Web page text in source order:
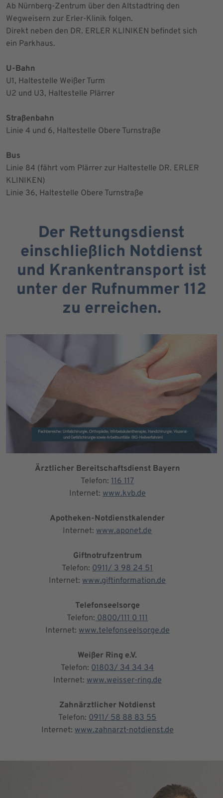
Ab Nürnberg-Zentrum über den Altstadtring den
Wegweisern zur Erler-Klinik folgen.
Direkt neben den DR. ERLER KLINIKEN befindet sich
ein Parkhaus.
U-Bahn
U1, Haltestelle Weißer Turm
U2 und U3, Haltestelle Plärrer
Straßenbahn
Linie 4 und 6, Haltestelle Obere Turnstraße
Bus
Linie 84 (fährt vom Plärrer zur Haltestelle DR. ERLER
KLINIKEN)
Linie 36, Haltestelle Obere Turnstraße
Der Rettungsdienst
einschließlich Notdienst
und Krankentransport ist
unter der Rufnummer 112
zu erreichen.
Ärztlicher Bereitschaftsdienst Bayern
Telefon:116 117
Internet: www.kvb.de
Apotheken-Notdienstkalender
Internet: www.aponet.de
Giftnotrufzentrum
Telefon: 0911/ 3 98 24 51
Internet: www.giftinformation.de
Telefonseelsorge
Telefon: 0800/111 0 111
Internet: www.telefonseelsorge.de
Weißer Ring e.V.
Telefon: 01803/ 34 34 34
Internet: www.weisser-ring.de
Zahnärztlicher Notdienst
Telefon: 0911/ 58 88 83 55
Internet: www.zahnarzt-notdienst.de